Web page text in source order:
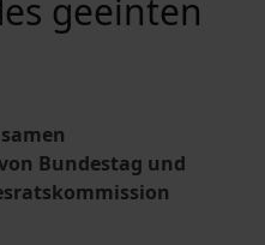
geeinten
Bundestag und